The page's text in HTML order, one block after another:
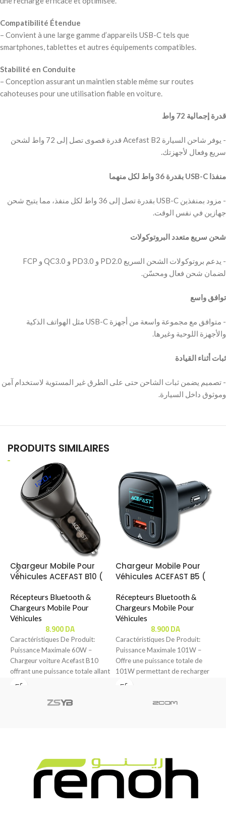
Compatibilité Étendue
– Convient à une large gamme d’appareils USB-C tels que
smartphones, tablettes et autres équipements compatibles.
Stabilité en Conduite
– Conception assurant un maintien stable même sur routes
cahoteuses pour une utilisation fiable en voiture.
‫قدرة إجمالية 72 واط
‫- يوفر شاحن السيارة Acefast B2 قدرة قصوى تصل إلى 72 واط لشحن
‫منفذا USB-C بقدرة 36 واط لكل منهما
‫- مزود بمنفذين USB-C بقدرة تصل إلى 36 واط لكل منفذ، مما يتيح شحن
‫شحن سريع متعدد البروتوكولات
‫- يدعم بروتوكولات الشحن السريع PD2.0 و PD3.0 و QC3.0 و FCP
‫توافق واسع
‫- متوافق مع مجموعة واسعة من أجهزة USB-C مثل الهواتف الذكية
‫ثبات أثناء القيادة
‫- تصميم يضمن ثبات الشاحن حتى على الطرق غير المستوية لاستخدام آمن
PRODUITS SIMILAIRES
Chargeur Mobile Pour
Véhicules ACEFAST B10 (
Récepteurs Bluetooth &
Chargeurs Mobile Pour
Véhicules
8.900DA
Caractéristiques De Produit:
Puissance Maximale 60W –
Chargeur voiture Acefast B10
offrant une puissance totale allant
jusqu’à 60W pour une
Chargeur Mobile Pour
Véhicules ACEFAST B5 (
Écran OLED / 2xUSB-C +
1xUSB-A )
Récepteurs Bluetooth &
Chargeurs Mobile Pour
Véhicules
8.900DA
Caractéristiques De Produit:
Puissance Maximale 101W –
Offre une puissance totale de
101W permettant de recharger
rapidement vos appareils, y